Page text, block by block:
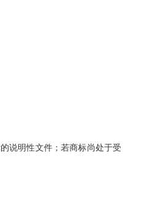
说明性文件；若商标尚处于受